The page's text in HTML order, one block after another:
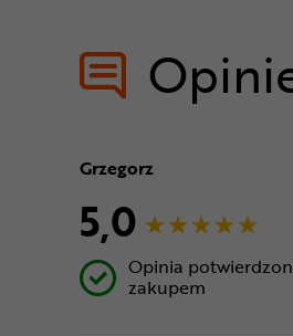
Grzegorz
5,0
Opinia
zakupem